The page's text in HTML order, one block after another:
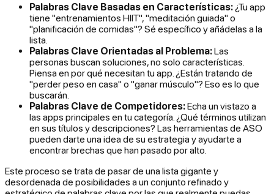
Palabras Clave Basadas en Características: ¿Tu app
tiene "entrenamientos HIIT", "meditación guiada" o
"planificación de comidas"? Sé específico y añádelas a la
lista.
Palabras Clave Orientadas al Problema:Las
personas buscan soluciones, no solo características.
Piensa en por qué necesitan tu app. ¿Están tratando de
"perder peso en casa" o "ganar músculo"? Eso es lo que
buscarán.
Palabras Clave de Competidores:Echa un vistazo a
las apps principales en tu categoría. ¿Qué términos utilizan
en sus títulos y descripciones? Las herramientas de ASO
pueden darte una idea de su estrategia y ayudarte a
encontrar brechas que han pasado por alto.
Este proceso se trata de pasar de una lista gigante y
desordenada de posibilidades a un conjunto refinado y